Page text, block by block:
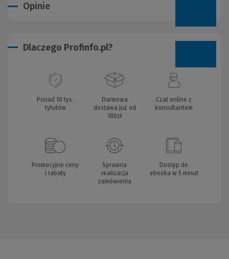
Opinie
Dlaczego Profinfo.pl?
Ponad 10 tys.
tytułów
Darmowa
dostawa już od
180zł
Czat online z
konsultantem
Promocyjne ceny
i rabaty
Sprawna
realizacja
zamówienia
Dostęp do
ebooka w 5 minut